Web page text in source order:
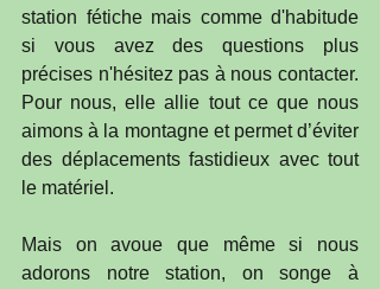
station fétiche mais comme d'habitude
si vous avez des questions plus
précises n'hésitez pas à nous contacter.
Pour nous, elle allie tout ce que nous
aimons à la montagne et permet d’éviter
des déplacements fastidieux avec tout
le matériel.
Mais on avoue que même si nous
adorons notre station, on songe à